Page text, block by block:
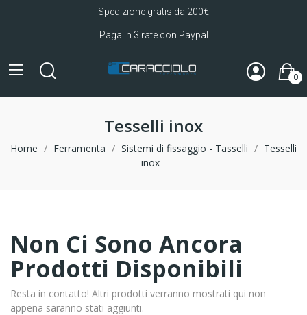
Spedizione gratis da 200€
Paga in 3 rate con Paypal
0
Tesselli inox
Home Ferramenta Sistemi di fissaggio - Tasselli
Tesselli
inox
Non Ci Sono Ancora
Prodotti Disponibili
Resta in contatto! Altri prodotti verranno mostrati qui non
appena saranno stati aggiunti.